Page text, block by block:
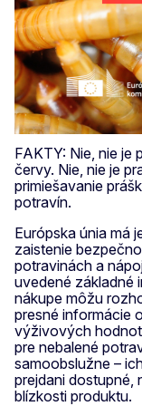
FAKTY: Nie, nie je
červy. Nie, nie je
primiešavanie
potravín.
Európska únia má
zaistenie
potravinách a
uvedené základné
nákupe môžu
presné informácie
výživových
pre nebalené
samoobslužne –
prejdani dostupné,
blízkosti produktu.